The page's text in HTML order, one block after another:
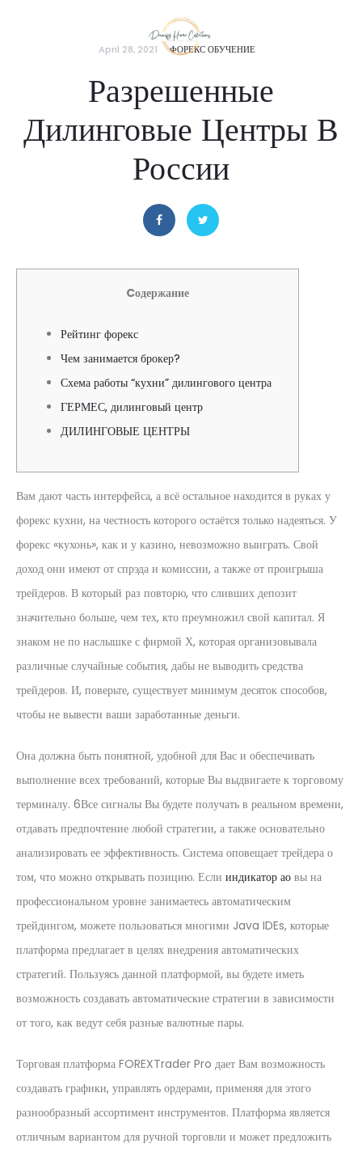
April 28, 2021 ФОРЕКС ОБУЧЕНИЕ
Разрешенные
Дилинговые Центры В
России
Cодержание
Рейтинг форекс
Чем занимается брокер?
Схема работы “кухни” дилингового центра
ГЕРМЕС, дилинговый центр
ДИЛИНГОВЫЕ ЦЕНТРЫ
Вам дают часть интерфейса, а всё остальное находится в руках у
форекс кухни, на честность которого остаётся только надеяться. У
форекс «кухонь», как и у казино, невозможно выиграть. Свой
доход они имеют от спрэда и комиссии, а также от проигрыша
трейдеров. В который раз повторю, что сливших депозит
значительно больше, чем тех, кто преумножил свой капитал. Я
знаком не по наслышке с фирмой Х, которая организовывала
различные случайные события, дабы не выводить средства
трейдеров. И, поверьте, существует минимум десяток способов,
чтобы не вывести ваши заработанные деньги.
Она должна быть понятной, удобной для Вас и обеспечивать
выполнение всех требований, которые Вы выдвигаете к торговому
терминалу. 6Все сигналы Вы будете получать в реальном времени,
отдавать предпочтение любой стратегии, а также основательно
анализировать ее эффективность. Система оповещает трейдера о
том, что можно открывать позицию. Если индикатор ао вы на
профессиональном уровне занимаетесь автоматическим
трейдингом, можете пользоваться многими Java IDEs, которые
платформа предлагает в целях внедрения автоматических
стратегий. Пользуясь данной платформой, вы будете иметь
возможность создавать автоматические стратегии в зависимости
от того, как ведут себя разные валютные пары.
Торговая платформа FOREXTrader Pro дает Вам возможность
создавать графики, управлять ордерами, применяя для этого
разнообразный ассортимент инструментов. Платформа является
отличным вариантом для ручной торговли и может предложить